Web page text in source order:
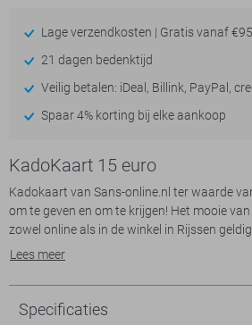
Lage verzendkosten | Gratis vanaf
21 dagen bedenktijd
Veilig betalen: iDeal, Billink, PayPal,
Spaar 4% korting bij elke aankoop
KadoKaart 15 euro
Kadokaart van Sans-online.nl ter waarde
om te geven en om te krijgen! Het mooie
zowel online als in de winkel in Rijssen
hele assortiment.
Lees meer
Specificaties